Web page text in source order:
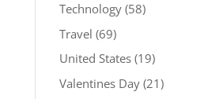
Technology(58)
Travel (69)
United States(19)
Valentines Day(21)